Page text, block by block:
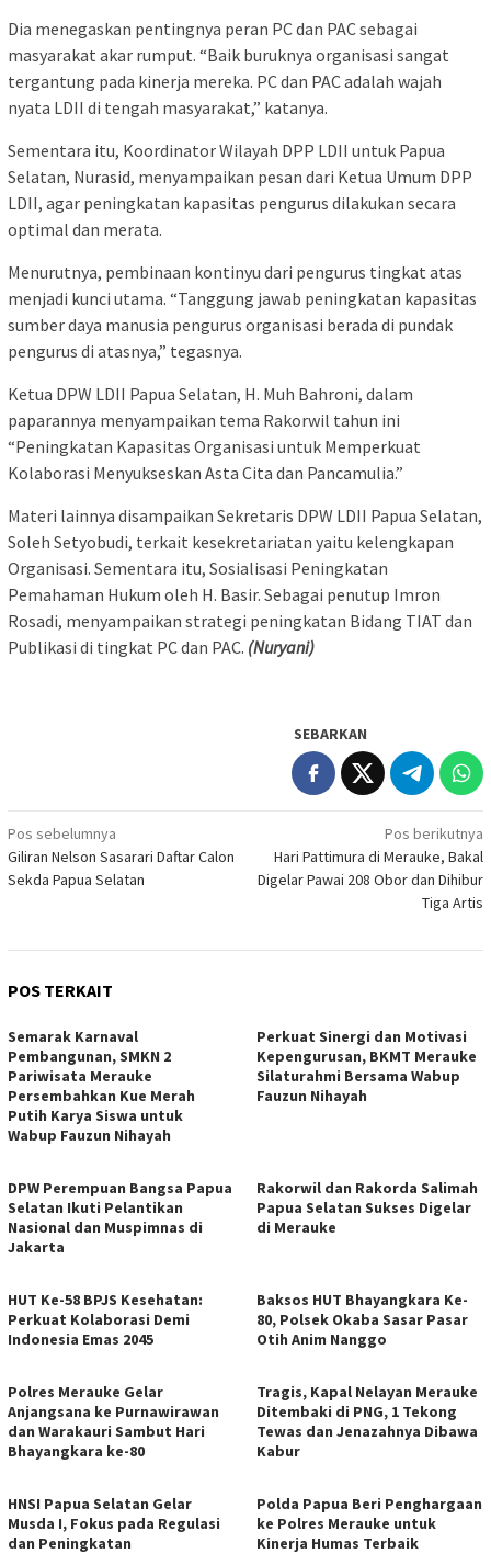
Dia menegaskan pentingnya peran PC dan PAC sebagai
masyarakat akar rumput. “Baik buruknya organisasi sangat
tergantung pada kinerja mereka. PC dan PAC adalah wajah
nyata LDII di tengah masyarakat,” katanya.
Sementara itu, Koordinator Wilayah DPP LDII untuk Papua
Selatan, Nurasid, menyampaikan pesan dari Ketua Umum DPP
LDII, agar peningkatan kapasitas pengurus dilakukan secara
optimal dan merata.
Menurutnya, pembinaan kontinyu dari pengurus tingkat atas
menjadi kunci utama. “Tanggung jawab peningkatan kapasitas
sumber daya manusia pengurus organisasi berada di pundak
pengurus di atasnya,” tegasnya.
Ketua DPW LDII Papua Selatan, H. Muh Bahroni, dalam
paparannya menyampaikan tema Rakorwil tahun ini
“Peningkatan Kapasitas Organisasi untuk Memperkuat
Kolaborasi Menyukseskan Asta Cita dan Pancamulia.”
Materi lainnya disampaikan Sekretaris DPW LDII Papua Selatan,
Soleh Setyobudi, terkait kesekretariatan yaitu kelengkapan
Organisasi. Sementara itu, Sosialisasi Peningkatan
Pemahaman Hukum oleh H. Basir. Sebagai penutup Imron
Rosadi, menyampaikan strategi peningkatan Bidang TIAT dan
Publikasi di tingkat PC dan PAC. (Nuryani)
SEBARKAN
Navigasi
pos
Pos sebelumnya
Giliran Nelson Sasarari Daftar Calon
Sekda Papua Selatan
Pos berikutnya
Hari Pattimura di Merauke, Bakal
Digelar Pawai 208 Obor dan Dihibur
Tiga Artis
POS TERKAIT
Semarak Karnaval
Pembangunan, SMKN 2
Pariwisata Merauke
Persembahkan Kue Merah
Putih Karya Siswa untuk
Wabup Fauzun Nihayah
Perkuat Sinergi dan Motivasi
Kepengurusan, BKMT Merauke
Silaturahmi Bersama Wabup
Fauzun Nihayah
DPW Perempuan Bangsa Papua
Selatan Ikuti Pelantikan
Nasional dan Muspimnas di
Jakarta
Rakorwil dan Rakorda Salimah
Papua Selatan Sukses Digelar
di Merauke
HUT Ke-58 BPJS Kesehatan:
Perkuat Kolaborasi Demi
Indonesia Emas 2045
Baksos HUT Bhayangkara Ke-
80, Polsek Okaba Sasar Pasar
Otih Anim Nanggo
Polres Merauke Gelar
Anjangsana ke Purnawirawan
dan Warakauri Sambut Hari
Bhayangkara ke-80
Tragis, Kapal Nelayan Merauke
Ditembaki di PNG, 1 Tekong
Tewas dan Jenazahnya Dibawa
Kabur
HNSI Papua Selatan Gelar
Musda I, Fokus pada Regulasi
dan Peningkatan
Polda Papua Beri Penghargaan
ke Polres Merauke untuk
Kinerja Humas Terbaik